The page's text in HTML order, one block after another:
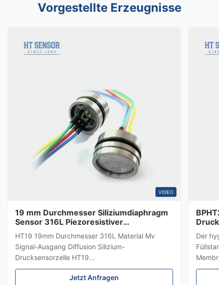
Vorgestellte Erzeugnisse
VIDEO
19 mm Durchmesser Siliziumdiaphragm
Sensor 316L Piezoresistiver
Drucksensor
HT19 19mm Durchmesser 316L Material Mv
Signal-Ausgang Diffusion Silizium-
Drucksensorzelle HT19
PiezoresistiveSiliziumDrucksensor Einführung
eines 15mm-Siliziumdrucksensors: HT19
Jetzt Anfragen
Der